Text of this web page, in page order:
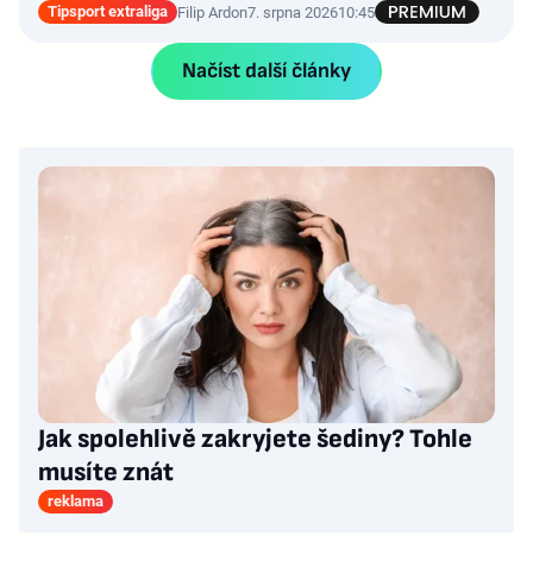
Tipsport extraliga Filip Ardon7. srpna 202610:45
Načíst další články
Jak spolehlivě zakryjete šediny? Tohle
musíte znát
reklama